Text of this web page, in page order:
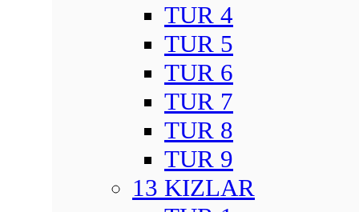
TUR 4
TUR 5
TUR 6
TUR 7
TUR 8
TUR 9
13 KIZLAR